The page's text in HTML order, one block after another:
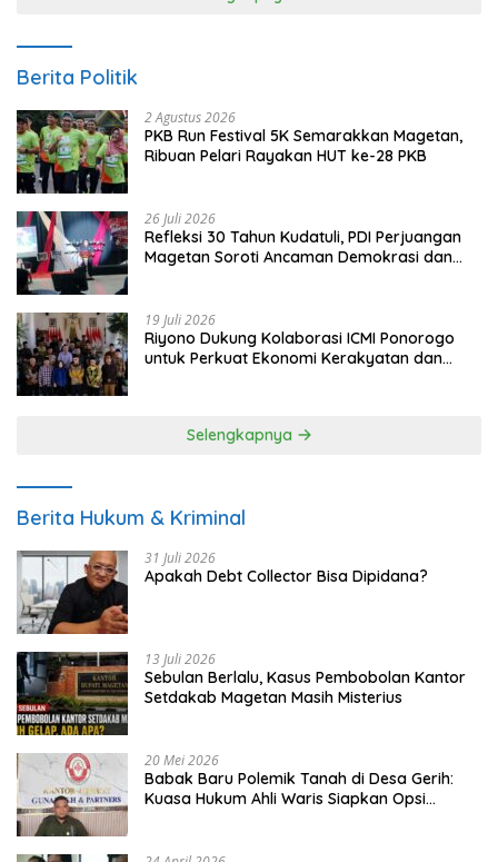
Berita Politik
2 Agustus 2026
PKB Run Festival 5K Semarakkan Magetan,
Ribuan Pelari Rayakan HUT ke-28 PKB
26 Juli 2026
Refleksi 30 Tahun Kudatuli, PDI Perjuangan
Magetan Soroti Ancaman Demokrasi dan
19 Juli 2026
Riyono Dukung Kolaborasi ICMI Ponorogo
untuk Perkuat Ekonomi Kerakyatan dan
Selengkapnya
Berita Hukum & Kriminal
31 Juli 2026
Apakah Debt Collector Bisa Dipidana?
13 Juli 2026
Sebulan Berlalu, Kasus Pembobolan Kantor
Setdakab Magetan Masih Misterius
20 Mei 2026
Babak Baru Polemik Tanah di Desa Gerih:
Kuasa Hukum Ahli Waris Siapkan Opsi